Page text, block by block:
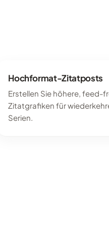
Hochformat-Zitatposts
Erstellen Sie höhere, feed-
Zitatgrafiken für
Serien.